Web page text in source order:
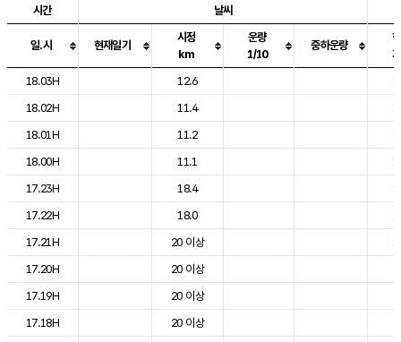
도시별 기상실황표로 지점, 날씨, 기온, 강수, 바람, 기압등을 안내한 표입
시간 날씨
일.시 현재일기
시정
km
운량
1/10
중하운량
18.03H
12.6
18.02H
11.4
18.01H
11.2
18.00H
11.1
17.23H
18.4
17.22H
18.0
17.21H
20 이상
17.20H
20 이상
17.19H
20 이상
17.18H
20 이상